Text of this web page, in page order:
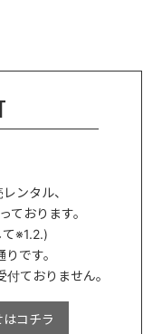
ンタル、
ております。
※1.2.)
です。
ておりません。
はコチラ